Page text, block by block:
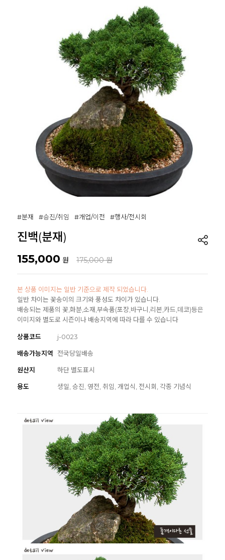
#분재 #승진/취임 #개업/이전 #행사/전시회
진백(분재)
155,000 원 175,000 원
본 상품 이미지는 일반 기준으로 제작 되었습니다.
일반 차이는 꽃송이의 크기와 풍성도 차이가 있습니다.
배송되는 제품의 꽃,화분,소재,부속품(포장,바구니,리본,카드,데코)등은
이미지와 별도로 시즌이나 배송지역에 따라 다를 수 있습니다
상품코드 j-0023
배송가능지역 전국당일배송
원산지 하단 별도표시
용도 생일, 승진, 영전, 취임, 개업식, 전시회, 각종 기념식